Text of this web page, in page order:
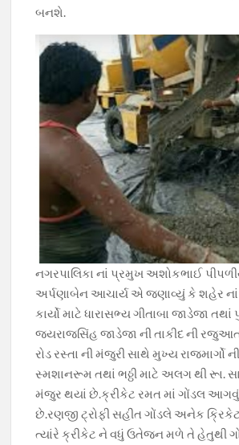
બનશે.
નગરપાલિકા નાં પ્રમુખ અશોકભાઈ
અર્પણાબેન આચાર્ય એ જણાવ્યું કે શહેર નાં
કાર્યો માટે ધારાસભ્ય ગીતાબા જાડેજા તથાં
જયરાજસિંહ જાડેજા ની તાકીદ ની
રોડ રસ્તા ની મંજુરી સાથે મુખ્ય રાજમાર્ગો
સ્મશાનરૂમ તથાં ભઠ્ઠી માટે અલગ થી રૂા.
મંજુર થયાં છે.ક્રીકેટ રમત માં ગોંડલ આગવું
છે.રણજી ટ્રોફી સહીત ગોંડલે અનેક
ત્યાંરે ક્રીકેટ ને વધું ઉતેજન મળે તે હેતુથી